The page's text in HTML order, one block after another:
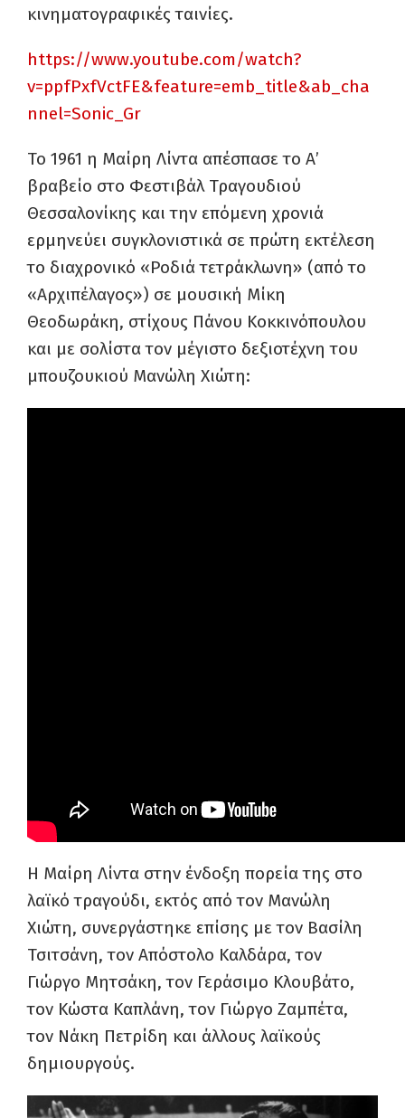
κινηματογραφικές ταινίες.
https://www.youtube.com/watch?
v=ppfPxfVctFE&feature=emb_title&ab_cha
nnel=Sonic_Gr
Το 1961 η Μαίρη Λίντα απέσπασε το Α’
βραβείο στο Φεστιβάλ Τραγουδιού
Θεσσαλονίκης και την επόμενη χρονιά
ερμηνεύει συγκλονιστικά σε πρώτη εκτέλεση
το διαχρονικό «Ροδιά τετράκλωνη» (από το
«Αρχιπέλαγος») σε μουσική Μίκη
Θεοδωράκη, στίχους Πάνου Κοκκινόπουλου
και με σολίστα τον μέγιστο δεξιοτέχνη του
μπουζουκιού Μανώλη Χιώτη:
Η Μαίρη Λίντα στην ένδοξη πορεία της στο
λαϊκό τραγούδι, εκτός από τον Μανώλη
Χιώτη, συνεργάστηκε επίσης με τον Βασίλη
Τσιτσάνη, τον Απόστολο Καλδάρα, τον
Γιώργο Μητσάκη, τον Γεράσιμο Κλουβάτο,
τον Κώστα Καπλάνη, τον Γιώργο Ζαμπέτα,
τον Νάκη Πετρίδη και άλλους λαϊκούς
δημιουργούς.